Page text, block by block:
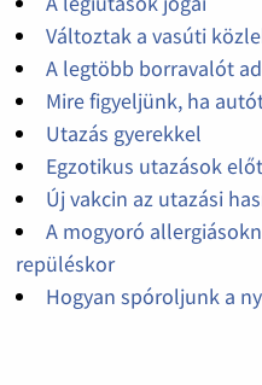
Változtak a vasúti
A legtöbb borravalót
Mire figyeljünk, ha
Utazás gyerekkel
Egzotikus utazások
Új vakcin az utazási
A mogyoró
repüléskor
Hogyan spóroljunk a